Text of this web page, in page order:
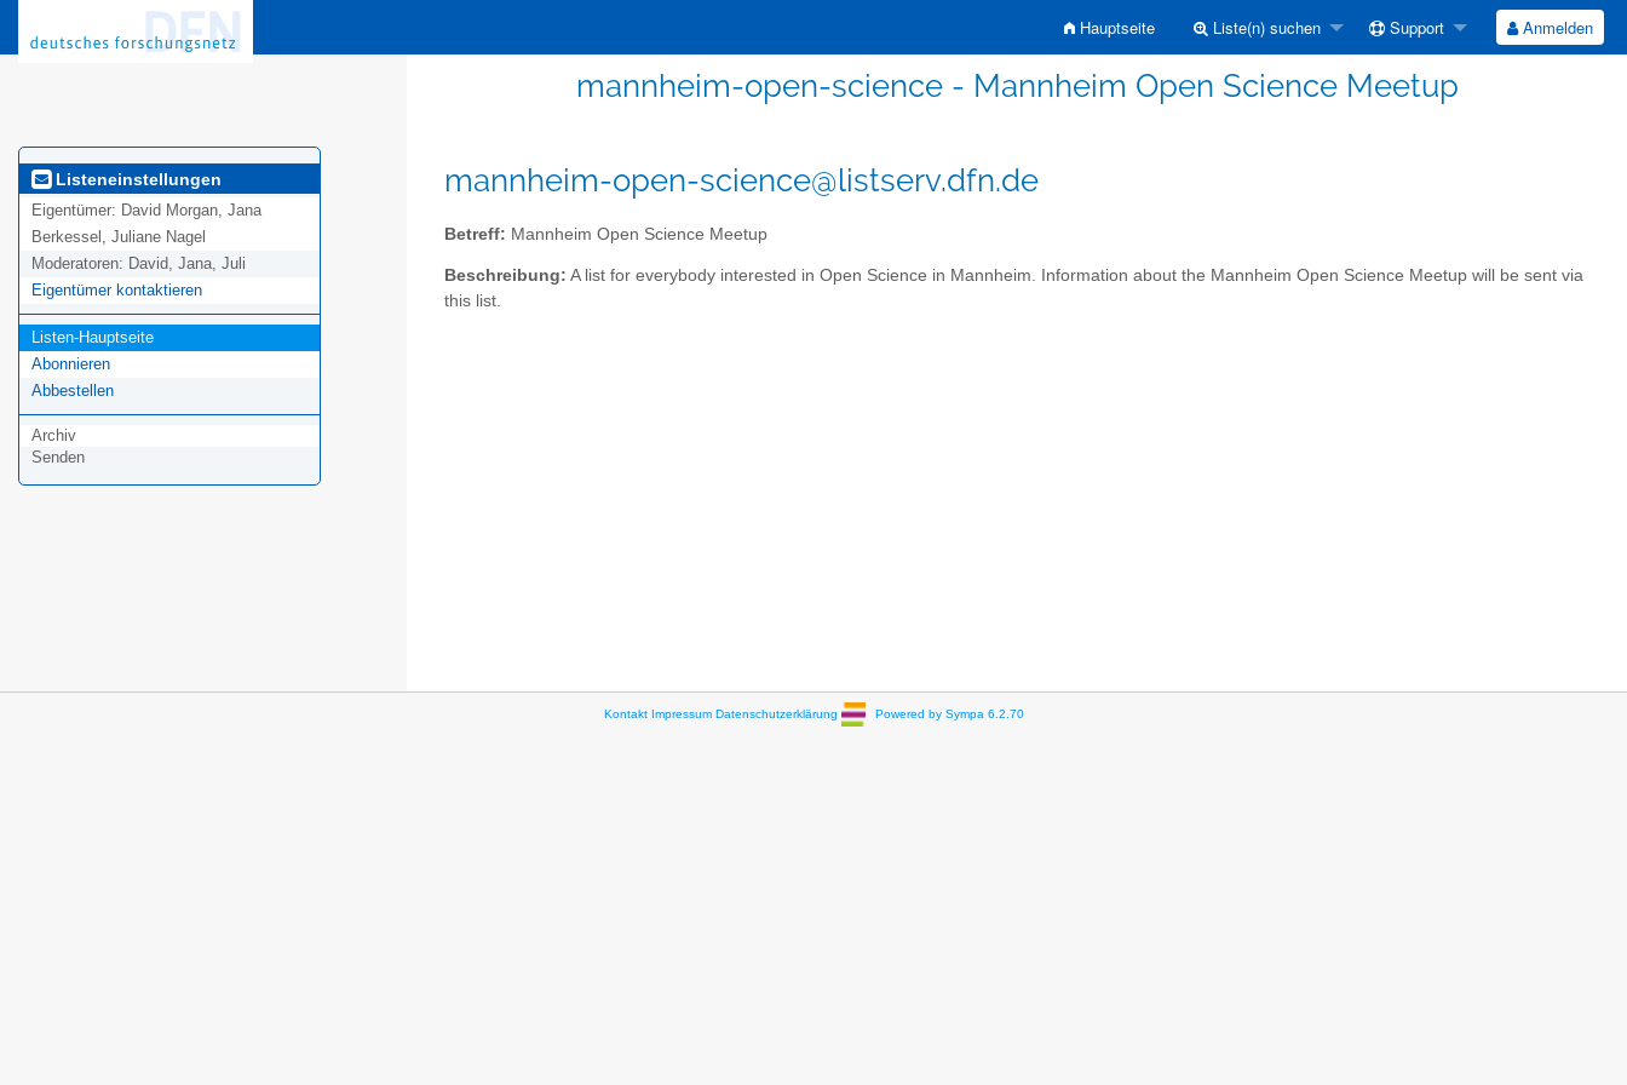
Hauptseite Liste(n) suchen Support Anmelden
mannheim-open-science - Mannheim Open Science Meetup
Listeneinstellungen
Eigentümer: David Morgan, Jana
Berkessel, Juliane Nagel
Moderatoren: David, Jana, Juli
Eigentümer kontaktieren
Listen-Hauptseite
Abonnieren
Abbestellen
Archiv
Senden
mannheim-open-science@listserv.dfn.de
Betreff: Mannheim Open Science Meetup
Beschreibung: A list for everybody interested in Open Science in Mannheim. Information about the Mannheim Open Science Meetup will be sent via
this list.
Kontakt Impressum Datenschutzerklärung Powered by Sympa 6.2.70